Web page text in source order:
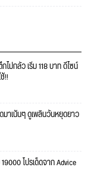
ม่กลัว เริ่ม 118 บาท ดีไซน์
!!
าเน้นๆ ดูเพลินวันหยุดยาว
โปรเด็ดจาก Advice